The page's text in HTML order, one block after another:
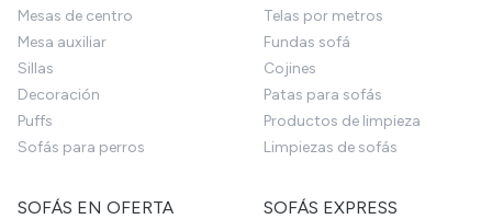
Mesas de centro
Mesa auxiliar
Sillas
Decoración
Puffs
Sofás para perros
Telas por metros
Fundas sofá
Cojines
Patas para sofás
Productos de limpieza
Limpiezas de sofás
SOFÁS EN OFERTA SOFÁS EXPRESS